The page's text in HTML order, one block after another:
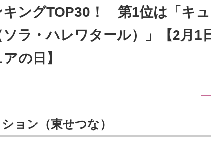
エレクトロニクス専門サイト
キングTOP30！ 第1位は「キ
ソラ・ハレワタール）」【2月1
の日】
ョン（東せつな）